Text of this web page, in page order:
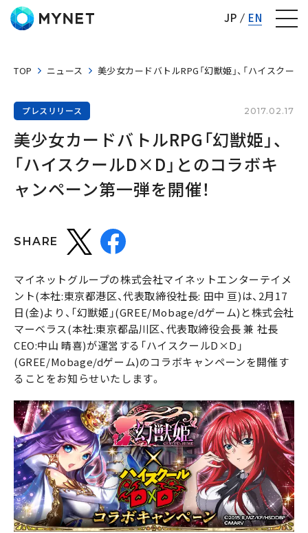
JP EN
TOP ニュース 美少女カードバトルRPG「幻獣姫」、「ハイスクー
プレスリリース 2017.02.17
美少女カードバトルRPG「幻獣姫」、
「ハイスクールD×D」とのコラボキ
ャンペーン第一弾を開催！
SHARE
マイネットグループの株式会社マイネットエンターテイメ
ント(本社:東京都港区、代表取締役社長: 田中 亘)は、2月17
日(金)より、「幻獣姫」(GREE/Mobage/dゲーム)と株式会社
マーベラス(本社:東京都品川区、代表取締役会長 兼 社長
CEO:中山 晴喜)が運営する「ハイスクールD×D」
(GREE/Mobage/dゲーム)のコラボキャンペーンを開催す
ることをお知らせいたします。